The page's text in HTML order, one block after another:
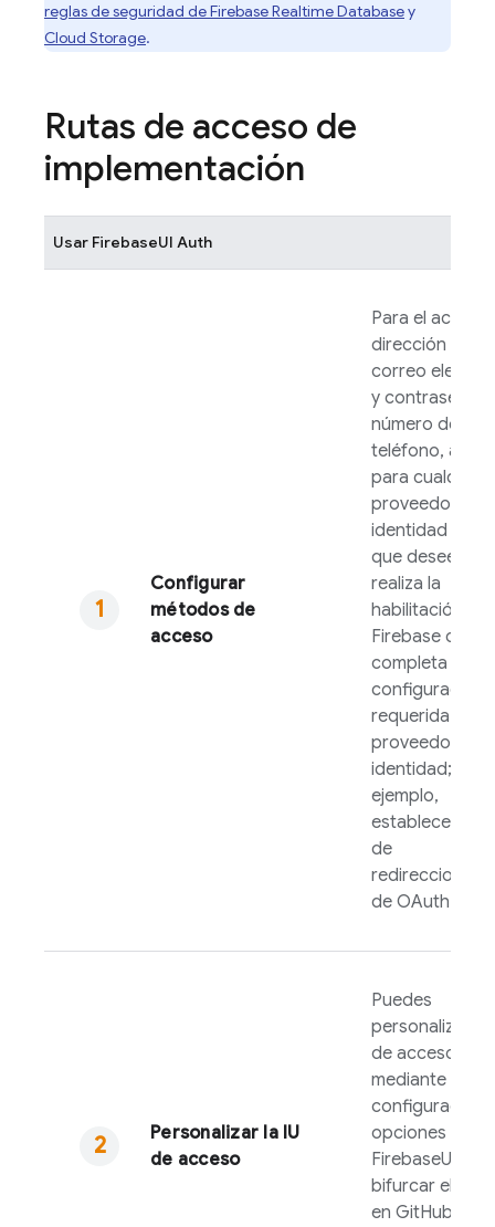
reglas de seguridad deFirebase Realtime Databasey
Cloud Storage.
Rutas de acceso de
implementación
Usar FirebaseUI Auth
Configurar
métodos de
acceso
Para el
dirección de
correo
y contraseña o
número de
teléfono, así
para cualquier
proveedor de
identidad
que desees
realiza la
habilitación en
Firebase
completa la
configuración
requerida por
proveedor de
identidad; por
ejemplo,
establecer la
de
de OAuth.
Personalizar la IU
de acceso
Puedes
personalizar la
de acceso
mediante la
configuración
opciones de
FirebaseUI
bifurcar el
en GitHub para